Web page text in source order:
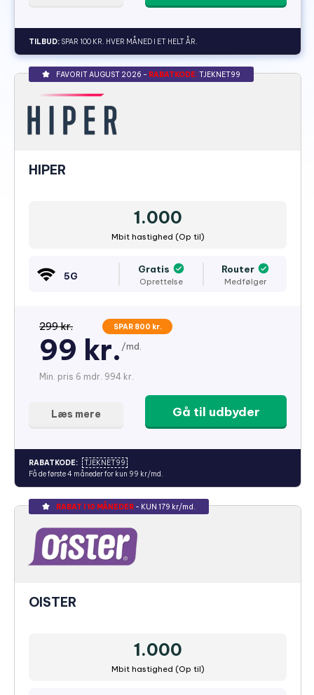
TILBUD: SPAR 100 KR. HVER MÅNED I ET HELT ÅR.
FAVORIT AUGUST 2026 - RABATKODE:TJEKNET99
HIPER
1.000
Mbit hastighed (Op til)
5G
Gratis
Oprettelse
Router
Medfølger
299 kr. SPAR 800 kr.
99 kr. /md.
Min. pris 6 mdr. 994 kr.
Gå til udbyder
Læs mere
RABATKODE:
TJEKNET99
Få de første 4 måneder for kun 99 kr/md.
RABAT I 10 MÅNEDER - KUN 179 kr/md.
OISTER
1.000
Mbit hastighed (Op til)